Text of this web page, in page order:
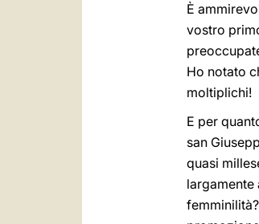
È
vostro
Ho notato
moltiplichi!
E per
san
quasi
largamente